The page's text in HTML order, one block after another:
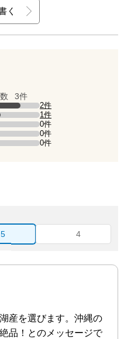
く
満点中）
3件
す（全体の66.7%）。
2件
す（全体の33.3%）。
1件
す。 0件
す。 0件
す。 0件
5点の評価 4点の評価
産を選びます。沖縄の
品！とのメッセージで